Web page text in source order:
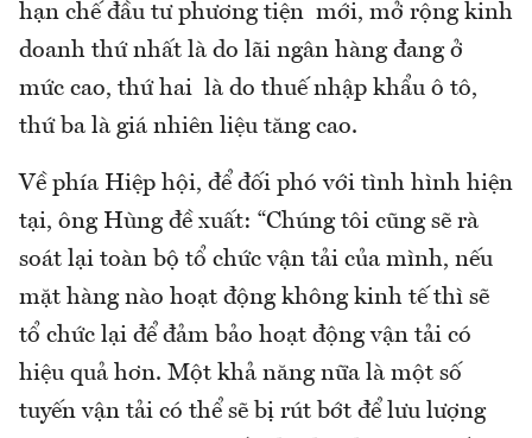
hạn chế đầu tư phương tiện mới, mở rộng kinh
doanh thứ nhất là do lãi ngân hàng đang ở
mức cao, thứ hai là do thuế nhập khẩu ô tô,
thứ ba là giá nhiên liệu tăng cao.
Về phía Hiệp hội, để đối phó với tình hình hiện
tại, ông Hùng đề xuất: “Chúng tôi cũng sẽ rà
soát lại toàn bộ tổ chức vận tải của mình, nếu
mặt hàng nào hoạt động không kinh tế thì sẽ
tổ chức lại để đảm bảo hoạt động vận tải có
hiệu quả hơn. Một khả năng nữa là một số
tuyến vận tải có thể sẽ bị rút bớt để lưu lượng